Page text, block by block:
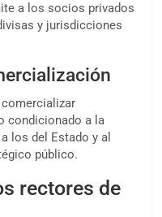
a los socios privados
y jurisdicciones
condicionado a la
los del Estado y al
público.
rectores de